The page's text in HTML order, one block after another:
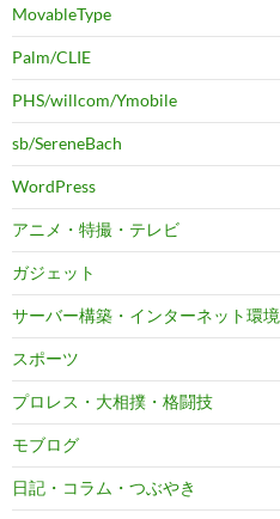
MovableType
Palm/CLIE
PHS/willcom/Ymobile
sb/SereneBach
WordPress
アニメ・特撮・テレビ
ガジェット
サーバー構築・インターネット環境
スポーツ
プロレス・大相撲・格闘技
モブログ
日記・コラム・つぶやき